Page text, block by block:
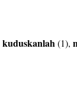
kuduskanlah(1),